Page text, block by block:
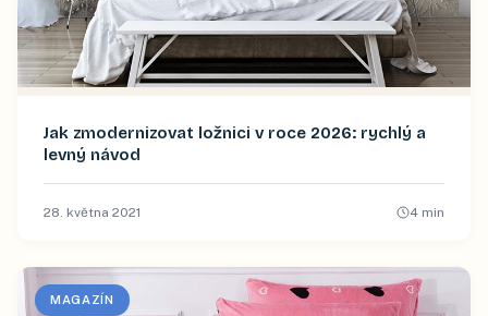
Jak zmodernizovat ložnici v roce 2026: rychlý a
levný návod
28. května 2021 4 min
MAGAZÍN